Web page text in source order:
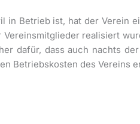
Betrieb ist, hat der Verein
realisiert
dafür, dass auch nachts
Betriebskosten des Vereins